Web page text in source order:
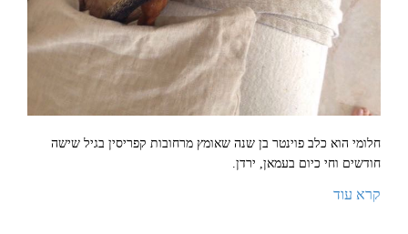
חלומי הוא כלב פוינטר בן שנה שאומץ מרחובות קפריסין בגיל שישה
חודשים וחי כיום בעמאן, ירדן.
קרא עוד